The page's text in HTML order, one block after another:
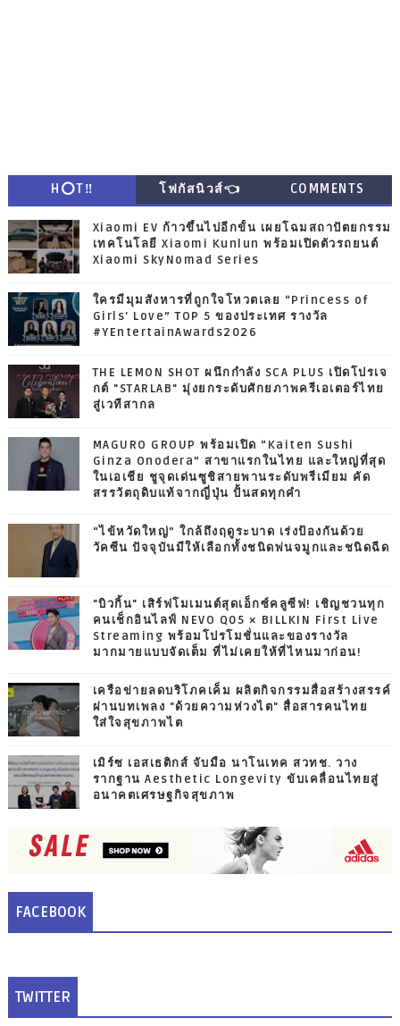
H⭕T‼ โฟกัสนิวส์👈 COMMENTS
Xiaomi EV ก้าวขึ้นไปอีกขั้น เผยโฉมสถาปัตยกรรม
เทคโนโลยี Xiaomi Kunlun พร้อมเปิดตัวรถยนต์
Xiaomi SkyNomad Series
ใครมีมุมสังหารที่ถูกใจโหวตเลย “Princess of
Girls' Love” TOP 5 ของประเทศ รางวัล
#YEntertainAwards2026
THE LEMON SHOT ผนึกกำลัง SCA PLUS เปิดโปรเจ
กต์ "STARLAB" มุ่งยกระดับศักยภาพครีเอเตอร์ไทย
สู่เวทีสากล
MAGURO GROUP พร้อมเปิด “Kaiten Sushi
Ginza Onodera” สาขาแรกในไทย และใหญ่ที่สุด
ในเอเชีย ชูจุดเด่นซูชิสายพานระดับพรีเมียม คัด
สรรวัตถุดิบแท้จากญี่ปุ่น ปั้นสดทุกคำ
“ไข้หวัดใหญ่” ใกล้ถึงฤดูระบาด เร่งป้องกันด้วย
วัคซีน ปัจจุบันมีให้เลือกทั้งชนิดพ่นจมูกและชนิดฉีด
"บิวกิ้น" เสิร์ฟโมเมนต์สุดเอ็กซ์คลูซีฟ! เชิญชวนทุก
คนเช็กอินไลฟ์ NEVO Q05 × BILLKIN First Live
Streaming พร้อมโปรโมชั่นและของรางวัล
มากมายแบบจัดเต็ม ที่ไม่เคยให้ที่ไหนมาก่อน!
เครือข่ายลดบริโภคเค็ม ผลิตกิจกรรมสื่อสร้างสรรค์
ผ่านบทเพลง "ด้วยความห่วงไต" สื่อสารคนไทย
ใส่ใจสุขภาพไต
เมิร์ซ เอสเธติกส์ จับมือ นาโนเทค สวทช. วาง
รากฐาน Aesthetic Longevity ขับเคลื่อนไทยสู่
อนาคตเศรษฐกิจสุขภาพ
FACEBOOK
TWITTER